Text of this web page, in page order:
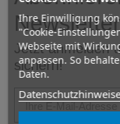
Newsletter
Jetzt anmelden
sichern!
Ihre Einwilligung
"Cookie-
Webseite mit
anpassen. So
Daten.